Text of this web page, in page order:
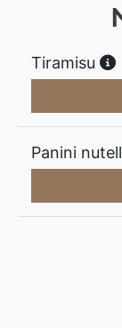
Tiramisu
Panini